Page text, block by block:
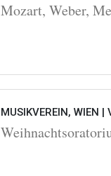
Mozart, Weber,
MUSIKVEREIN, WIEN |